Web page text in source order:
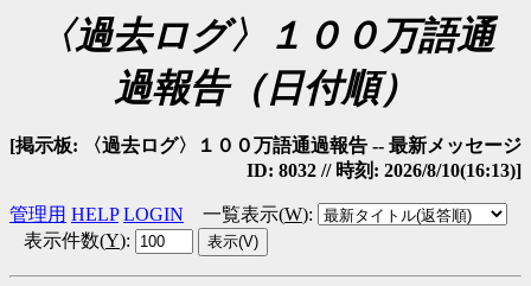
〈過去ログ〉１００万語通
過報告（日付順）
[掲示板: 〈過去ログ〉１００万語通過報告 -- 最新メッセージ
ID: 8032 // 時刻: 2026/8/10(16:13)]
管理用 HELP LOGIN 一覧表示(W):
表示件数(Y):